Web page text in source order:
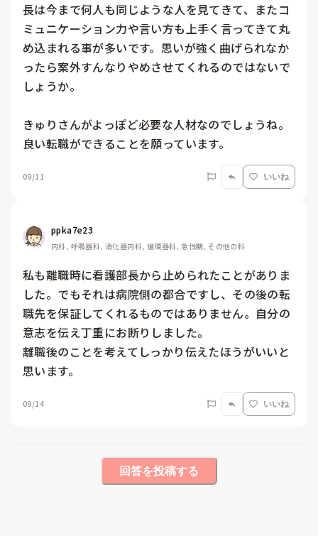
長は今まで何人も同じような人を見てきて、またコ
ミュニケーション力や言い方も上手く言ってきて丸
め込まれる事が多いです。思いが強く曲げられなか
ったら案外すんなりやめさせてくれるのではないで
しょうか。
きゅりさんがよっぽど必要な人材なのでしょうね。
09/11 いいね
ppka7e23
内科, 呼吸器科, 消化器内科, 循環器科, 急性期, その他の科
私も離職時に看護部長から止められたことがありま
した。でもそれは病院側の都合ですし、その後の転
職先を保証してくれるものではありません。自分の
意志を伝え丁重にお断りしました。
離職後のことを考えてしっかり伝えたほうがいいと
思います。
09/14 いいね
回答を投稿する